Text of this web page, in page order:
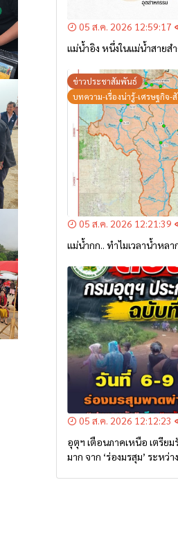
05 ส.ค. 2026 12:59:17
แม่น้ำอิง หนึ่งในแม่น้ำสาย
ข่าวประชาสัมพันธ์
บทความ-เรื่องน่ารู้-เศรษฐกิจ-
05 ส.ค. 2026 12:21:39
แม่น้ำกก.. ทำไมเวลาน้ำหลา
05 ส.ค. 2026 12:12:23
อุตุฯ เตือนภาคเหนือ เตรี
มาก จาก ‘ร่องมรสุม’ ระหว่